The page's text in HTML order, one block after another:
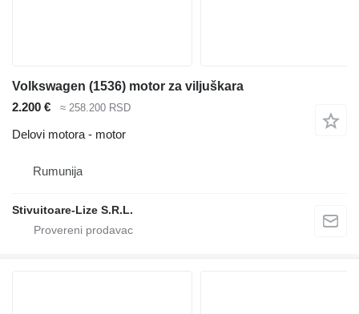
Volkswagen (1536) motor za viljuškara
2.200 €
≈ 258.200 RSD
Delovi motora - motor
Rumunija
Stivuitoare-Lize S.R.L.